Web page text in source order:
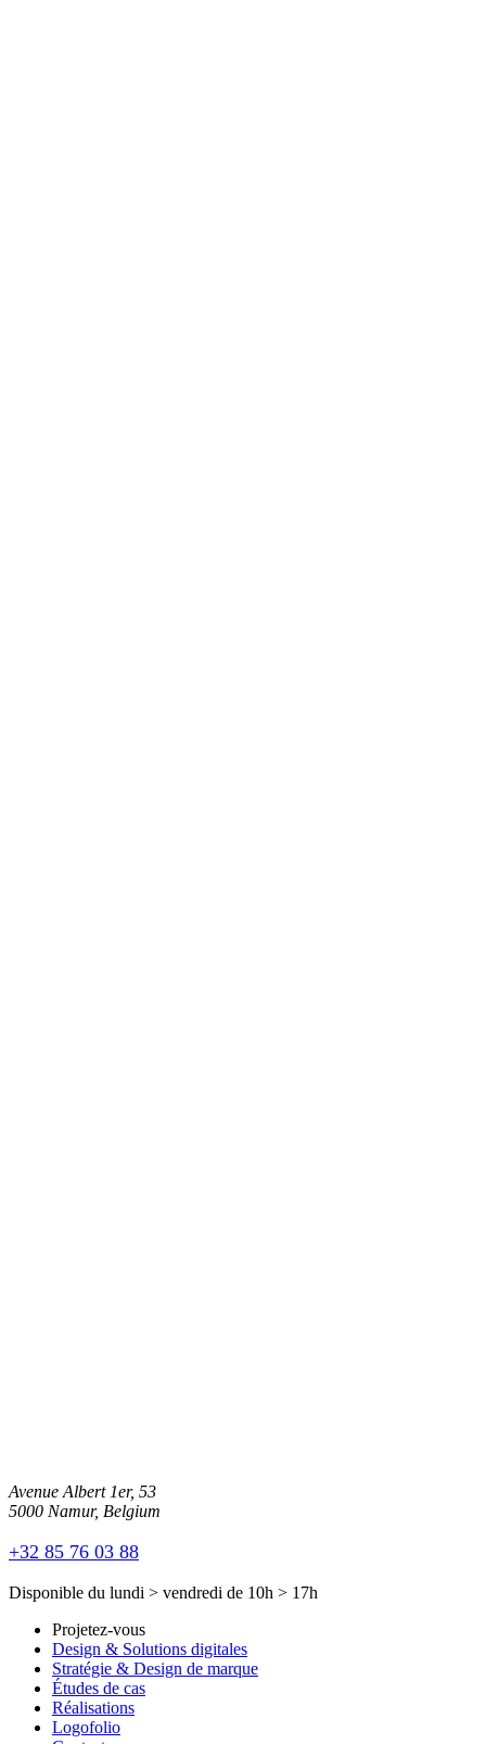
Avenue Albert 1er, 53
5000 Namur, Belgium
+32 85 76 03 88
Disponible du lundi > vendredi de 10h > 17h
Projetez-vous
Design & Solutions digitales
Stratégie & Design de marque
Études de cas
Réalisations
Logofolio